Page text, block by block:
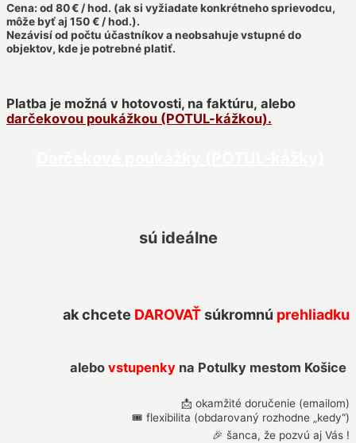
Cena: od 80 € / hod. (ak si vyžiadate konkrétneho sprievodcu,
môže byť aj 150 € / hod.).
Nezávisí od počtu účastníkov a neobsahuje vstupné do
objektov, kde je potrebné platiť.
Platba je možná v hotovosti, na faktúru, alebo
darčekovou poukážkou (POTUL-kážkou).
sú ideálne
ak chcete DAROVAŤsúkromnú prehliadku
alebo vstupenky na Potulky mestom Košice
📩 okamžité doručenie (emailom)
🎟️ flexibilita (obdarovaný rozhodne „kedy“)
🎉 šanca, že pozvú aj Vás !